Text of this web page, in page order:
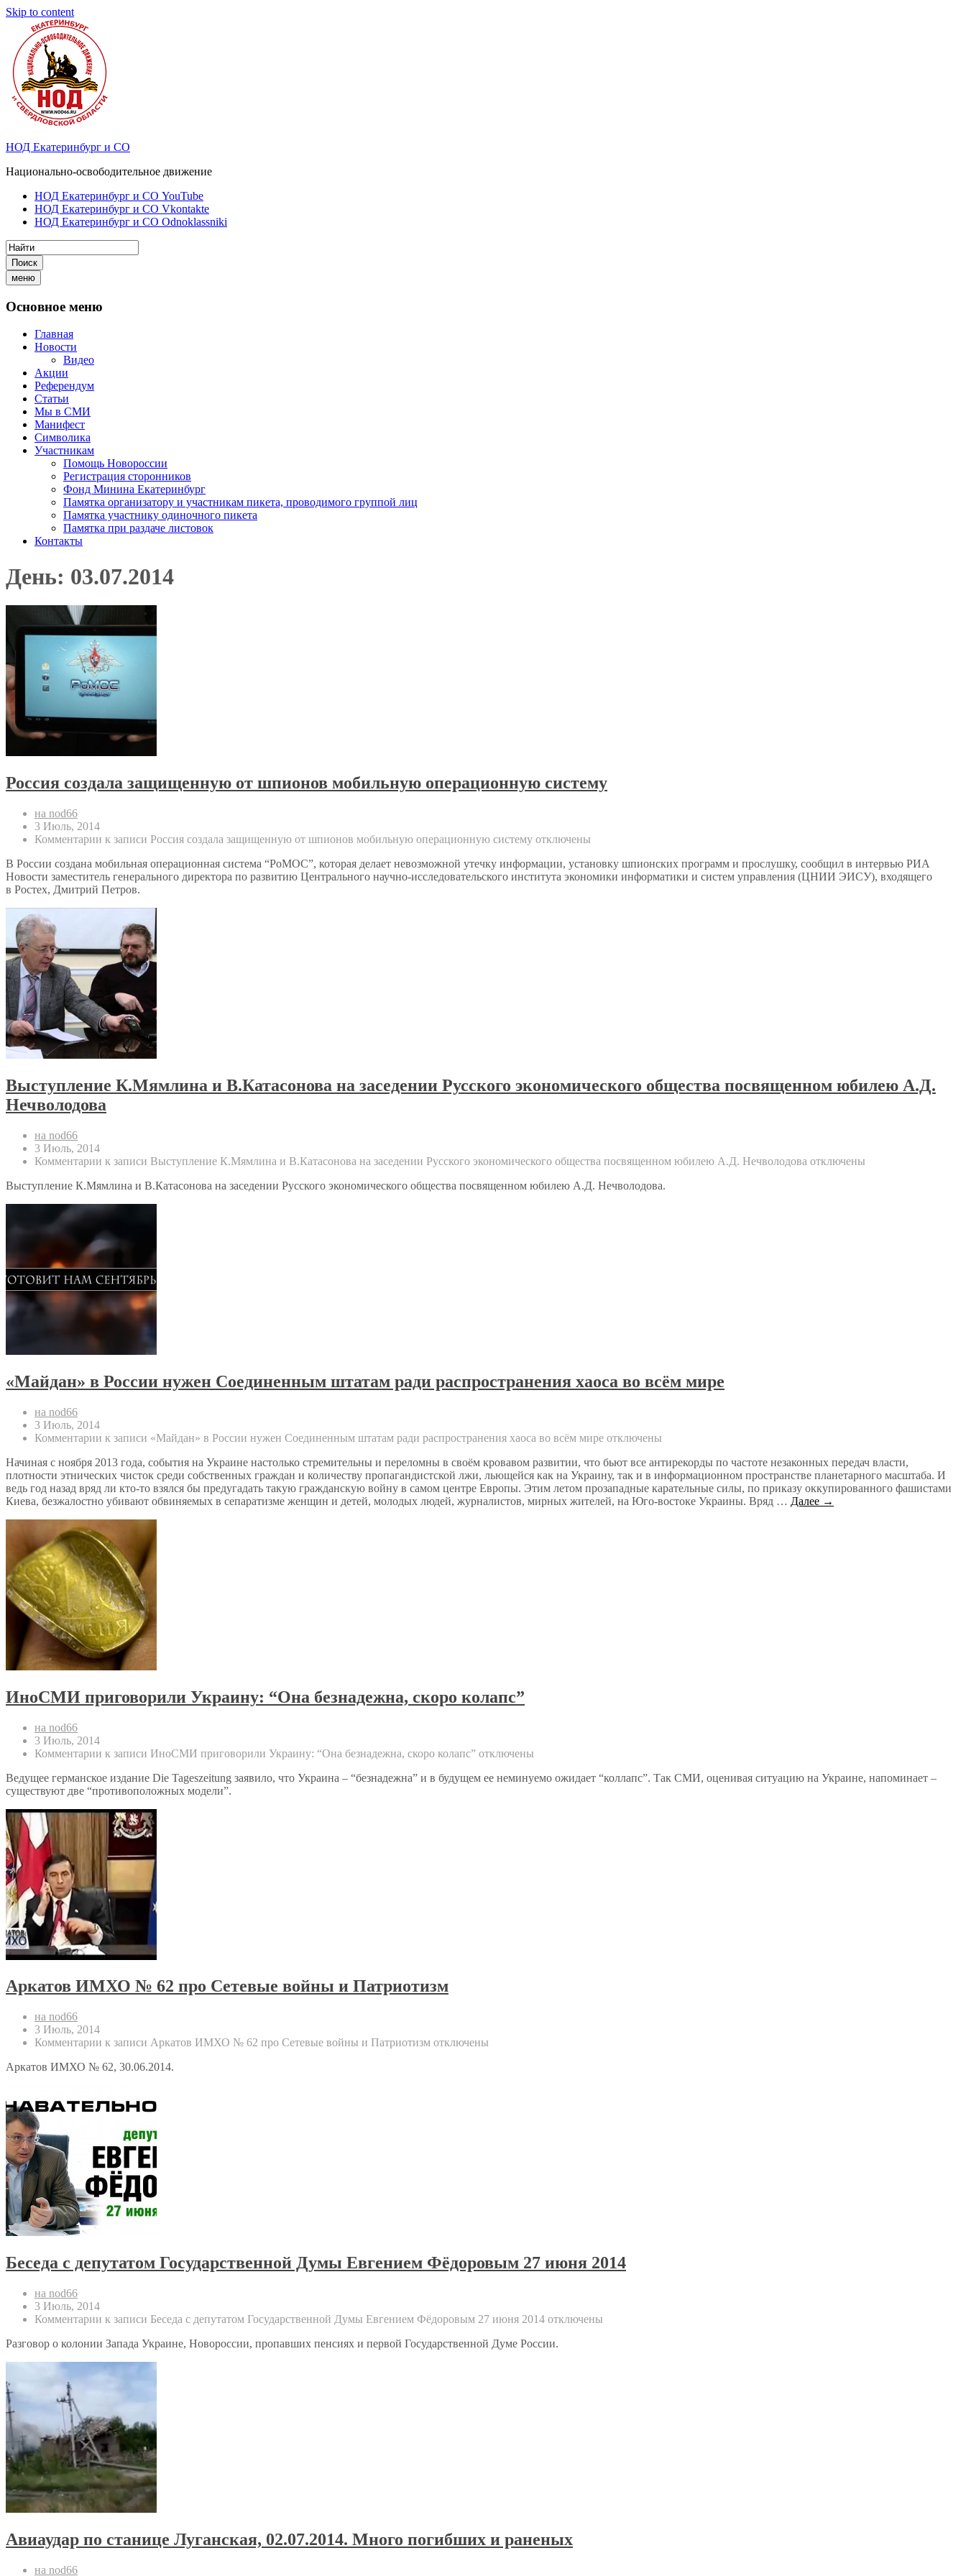
Skip to content
НОД Екатеринбург и СО
Национально-освободительное движение
НОД Екатеринбург и СО YouTube
НОД Екатеринбург и СО Vkontakte
НОД Екатеринбург и СО Odnoklassniki
Поиск
меню
Основное меню
Главная
Новости
Видео
Акции
Референдум
Статьи
Мы в СМИ
Манифест
Символика
Участникам
Помощь Новороссии
Регистрация сторонников
Фонд Минина Екатеринбург
Памятка организатору и участникам пикета, проводимого группой лиц
Памятка участнику одиночного пикета
Памятка при раздаче листовок
Контакты
День: 03.07.2014
Россия создала защищенную от шпионов мобильную операционную систему
на nod66
3 Июль, 2014
Комментарии к записи Россия создала защищенную от шпионов мобильную операционную систему отключены
В России создана мобильная операционная система “РоМОС”, которая делает невозможной утечку информации, установку шпионских программ и прослушку, сообщил в интервью РИА
Новости заместитель генерального директора по развитию Центрального научно-исследовательского института экономики информатики и систем управления (ЦНИИ ЭИСУ), входящего
в Ростех, Дмитрий Петров.
Выступление К.Мямлина и В.Катасонова на заседении Русского экономического общества посвященном юбилею А.Д.
Нечволодова
на nod66
3 Июль, 2014
Комментарии к записи Выступление К.Мямлина и В.Катасонова на заседении Русского экономического общества посвященном юбилею А.Д. Нечволодова отключены
Выступление К.Мямлина и В.Катасонова на заседении Русского экономического общества посвященном юбилею А.Д. Нечволодова.
«Майдан» в России нужен Соединенным штатам ради распространения хаоса во всём мире
на nod66
3 Июль, 2014
Комментарии к записи «Майдан» в России нужен Соединенным штатам ради распространения хаоса во всём мире отключены
Начиная с ноября 2013 года, события на Украине настолько стремительны и переломны в своём кровавом развитии, что бьют все антирекорды по частоте незаконных передач власти,
плотности этнических чисток среди собственных граждан и количеству пропагандистской лжи, льющейся как на Украину, так и в информационном пространстве планетарного масштаба. И
ведь год назад вряд ли кто-то взялся бы предугадать такую гражданскую войну в самом центре Европы. Этим летом прозападные карательные силы, по приказу оккупированного фашистами
Киева, безжалостно убивают обвиняемых в сепаратизме женщин и детей, молодых людей, журналистов, мирных жителей, на Юго-востоке Украины. Вряд … Далее →
ИноСМИ приговорили Украину: “Она безнадежна, скоро колапс”
на nod66
3 Июль, 2014
Комментарии к записи ИноСМИ приговорили Украину: “Она безнадежна, скоро колапс” отключены
Ведущее германское издание Die Tageszeitung заявило, что Украина – “безнадежна” и в будущем ее неминуемо ожидает “коллапс”. Так СМИ, оценивая ситуацию на Украине, напоминает –
существуют две “противоположных модели”.
Аркатов ИМХО № 62 про Сетевые войны и Патриотизм
на nod66
3 Июль, 2014
Комментарии к записи Аркатов ИМХО № 62 про Сетевые войны и Патриотизм отключены
Аркатов ИМХО № 62, 30.06.2014.
Беседа с депутатом Государственной Думы Евгением Фёдоровым 27 июня 2014
на nod66
3 Июль, 2014
Комментарии к записи Беседа с депутатом Государственной Думы Евгением Фёдоровым 27 июня 2014 отключены
Разговор о колонии Запада Украине, Новороссии, пропавших пенсиях и первой Государственной Думе России.
Авиаудар по станице Луганская, 02.07.2014. Много погибших и раненых
на nod66